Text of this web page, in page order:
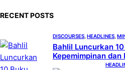
RECENT POSTS
DISCOURSES HEADLINES
Bahlil Luncurkan
Kepemimpinan dan